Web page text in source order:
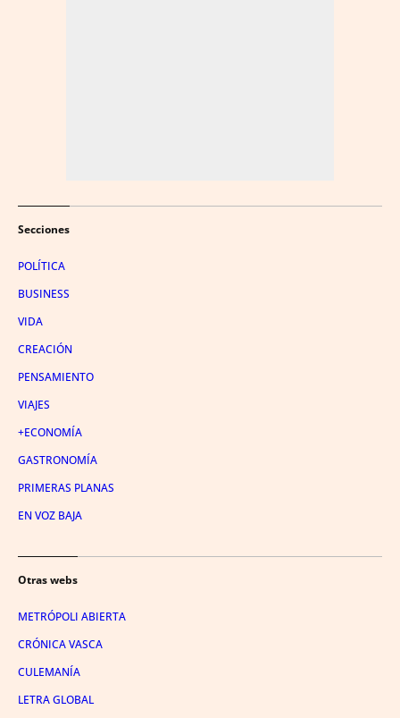
Secciones
POLÍTICA
BUSINESS
VIDA
CREACIÓN
PENSAMIENTO
VIAJES
+ECONOMÍA
GASTRONOMÍA
PRIMERAS PLANAS
EN VOZ BAJA
Otras webs
METRÓPOLI ABIERTA
CRÓNICA VASCA
CULEMANÍA
LETRA GLOBAL